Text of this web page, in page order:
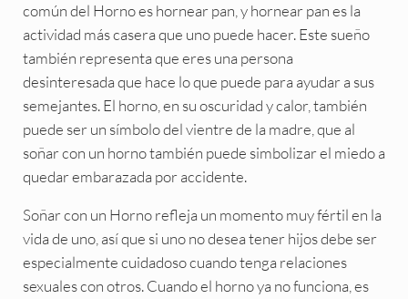
común del Horno es hornear pan, y hornear pan es la
actividad más casera que uno puede hacer. Este sueño
también representa que eres una persona
desinteresada que hace lo que puede para ayudar a sus
semejantes. El horno, en su oscuridad y calor, también
puede ser un símbolo del vientre de la madre, que al
soñar con un horno también puede simbolizar el miedo a
quedar embarazada por accidente.
Soñar con un Horno refleja un momento muy fértil en la
vida de uno, así que si uno no desea tener hijos debe ser
especialmente cuidadoso cuando tenga relaciones
sexuales con otros. Cuando el horno ya no funciona, es